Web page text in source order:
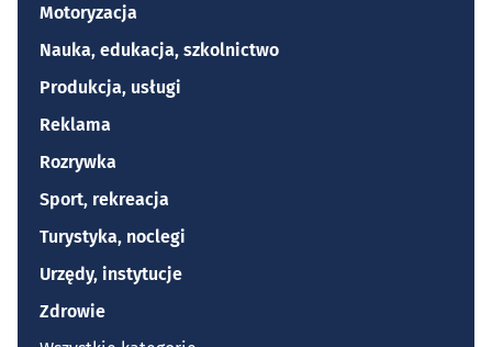
Motoryzacja
Nauka, edukacja, szkolnictwo
Produkcja, usługi
Reklama
Rozrywka
Sport, rekreacja
Turystyka, noclegi
Urzędy, instytucje
Zdrowie